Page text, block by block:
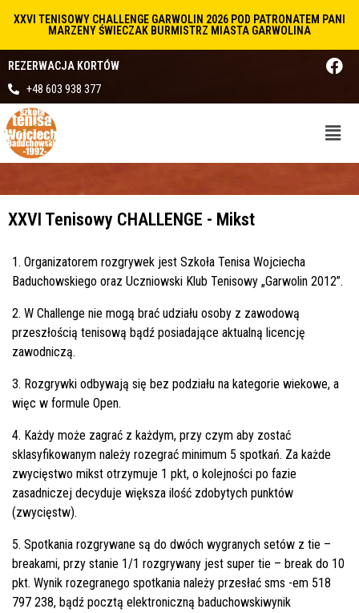
XXVI TENISOWY CHALLENGE GARWOLIN 2026 POD PATRONATEM PANI
MARZENY ŚWIECZAK BURMISTRZ MIASTA GARWOLINA
REZERWACJA KORTÓW
+48 603 938 377
XXVI Tenisowy CHALLENGE - Mikst
1. Organizatorem rozgrywek jest Szkoła Tenisa Wojciecha
Baduchowskiego oraz Uczniowski Klub Tenisowy „Garwolin 2012”.
2. W Challenge nie mogą brać udziału osoby z zawodową
przeszłością tenisową bądź posiadające aktualną licencję
zawodniczą.
3. Rozgrywki odbywają się bez podziału na kategorie wiekowe, a
więc w formule Open.
4. Każdy może zagrać z każdym, przy czym aby zostać
sklasyfikowanym należy rozegrać minimum 5 spotkań. Za każde
zwycięstwo mikst otrzymuje 1 pkt, o kolejności po fazie
zasadniczej decyduje większa ilość zdobytych punktów
(zwycięstw).
5. Spotkania rozgrywane są do dwóch wygranych setów z tie –
breakami, przy stanie 1/1 rozgrywany jest super tie – break do 10
pkt. Wynik rozegranego spotkania należy przesłać sms -em 518
797 238, bądź pocztą elektroniczną baduchowskiwynik